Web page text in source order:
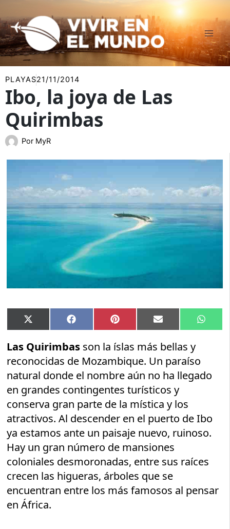
al
contenido
PLAYAS21/11/2014
Ibo, la joya de Las
Quirimbas
Por MyR
Compartir
en
X
(Twitter)
Compartir
en
Facebook Compartir
en
Pinterest Compartir
en
Email
en
Las Quirimbas son la íslas más bellas y
reconocidas de Mozambique. Un paraíso
natural donde el nombre aún no ha llegado
en grandes contingentes turísticos y
conserva gran parte de la mística y los
atractivos. Al descender en el puerto de Ibo
ya estamos ante un paisaje nuevo, ruinoso.
Hay un gran número de mansiones
coloniales desmoronadas, entre sus raíces
crecen las higueras, árboles que se
encuentran entre los más famosos al pensar
en África.